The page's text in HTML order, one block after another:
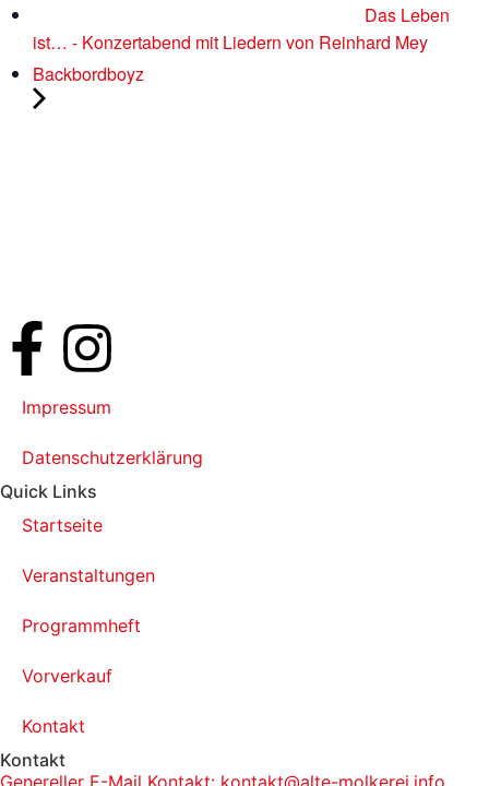
Das Leben
ist… - Konzertabend mit Liedern von Reinhard Mey
Backbordboyz
Impressum
Datenschutzerklärung
Quick Links
Startseite
Veranstaltungen
Programmheft
Vorverkauf
Kontakt
Kontakt
Genereller E-Mail Kontakt: kontakt@alte-molkerei.info